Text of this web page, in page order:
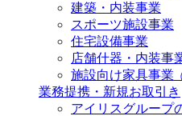
建築・内装事業
スポーツ施設事業
住宅設備事業
店舗什器・内装事
施設向け家具事業
業務提携・新規お取引き
アイリスグループ